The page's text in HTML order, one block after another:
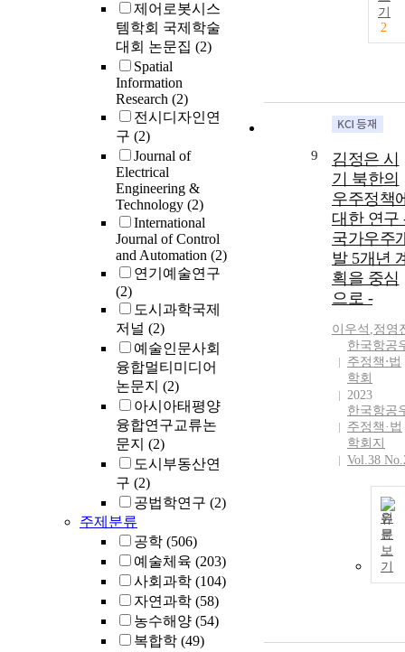
제어로봇시스
템학회 국제학술
대회 논문집 (2)
Spatial
Information
Research (2)
전시디자인연
구 (2)
Journal of
Electrical
Engineering &
Technology (2)
International
Journal of Control
and Automation (2)
연기예술연구
(2)
도시과학국제
저널 (2)
예술인문사회
융합멀티미디어
논문지 (2)
아시아태평양
융합연구교류논
문지 (2)
도시부동산연
구 (2)
공법학연구 (2)
주제분류
공학 (506)
예술체육 (203)
사회과학 (104)
자연과학 (58)
농수해양 (54)
복합학 (49)
기
2
9
김정은 시
기 북한의
우주정책
대한 연구
국가우주
발 5개년
획을 중심
으로 -
이우석 ,정영
한국항공
주정책⋅법
학회
2023
한국항공
주정책·법
학회지
Vol.38
원
문
보
기